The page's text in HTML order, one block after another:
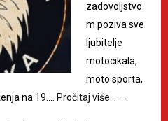
zadovoljstvo
m poziva sve
ljubitelje
motocikala,
moto sporta,
na 19.… Pročitaj više… →